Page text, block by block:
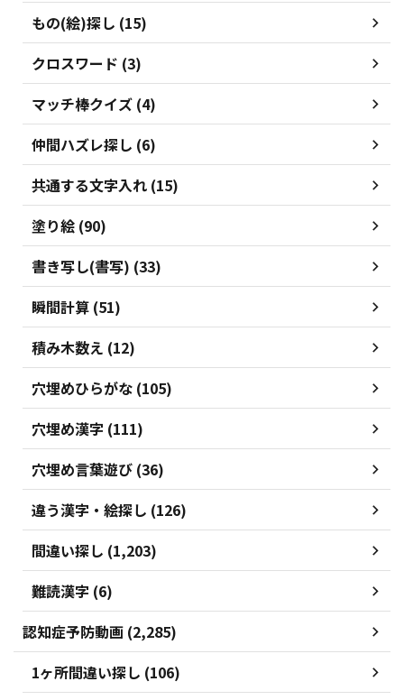
もの(絵)探し (15)
クロスワード (3)
マッチ棒クイズ (4)
仲間ハズレ探し (6)
共通する文字入れ (15)
塗り絵 (90)
書き写し(書写) (33)
瞬間計算 (51)
積み木数え (12)
穴埋めひらがな (105)
穴埋め漢字 (111)
穴埋め言葉遊び (36)
違う漢字・絵探し (126)
間違い探し (1,203)
難読漢字 (6)
認知症予防動画 (2,285)
1ヶ所間違い探し (106)